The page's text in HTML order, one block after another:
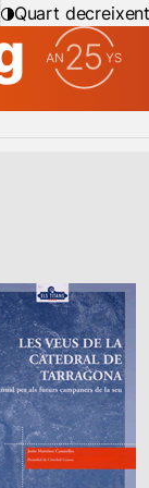
Quart decreixent